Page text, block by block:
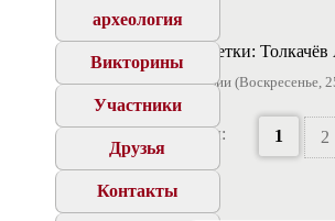
археология
Викторины
Участники
Друзья
Контакты
Автор заметки:
34 фотографии (Воскресенье,
Страницы: 1 2